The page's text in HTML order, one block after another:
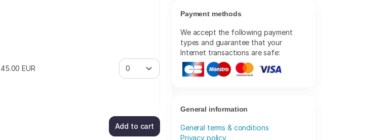
45.00 EUR
Add to cart
Payment methods
We accept the following payment
types and guarantee that your
Internet transactions are safe:
General information
General terms & conditions
Privacy policy